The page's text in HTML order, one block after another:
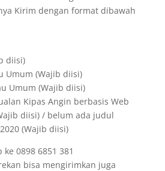
Kirim dengan format dibawah
diisi)
Umum (Wajib diisi)
Umum (Wajib diisi)
Kipas Angin berbasis Web
diisi) / belum ada judul
(Wajib diisi)
0898 6851 381
bisa mengirimkan juga